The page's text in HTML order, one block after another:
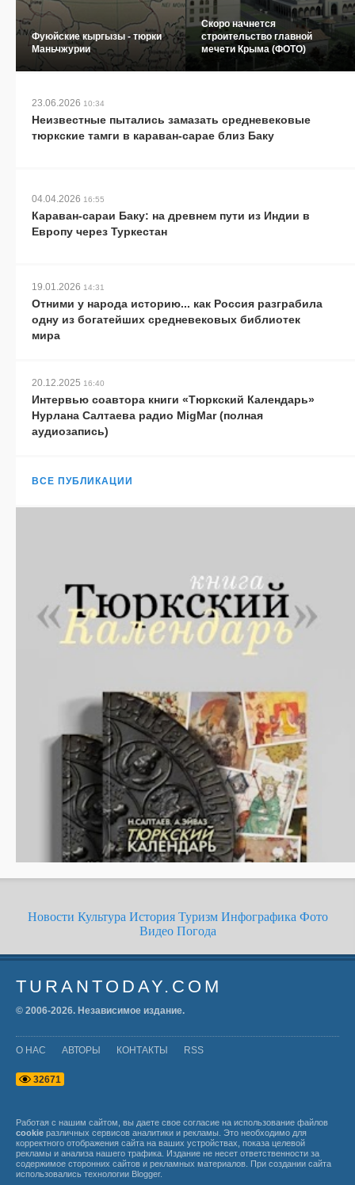
Фуюйские кыргызы - тюрки
Маньчжурии
Скоро начнется
строительство главной
мечети Крыма (ФОТО)
23.06.2026 10:34
Неизвестные пытались замазать средневековые
тюркские тамги в караван-сарае близ Баку
04.04.2026 16:55
Караван-сараи Баку: на древнем пути из Индии в
Европу через Туркестан
19.01.2026 14:31
Отними у народа историю... как Россия разграбила
одну из богатейших средневековых библиотек
мира
20.12.2025 16:40
Интервью соавтора книги «Тюркский Календарь»
Нурлана Салтаева радио MigMar (полная
аудиозапись)
ВСЕ ПУБЛИКАЦИИ
Новости Культура История Туризм Инфографика Фото
Видео Погода
TURANTODAY.COM
© 2006-2026. Независимое издание.
О НАС АВТОРЫ КОНТАКТЫ RSS
32671
Работая с нашим сайтом, вы даете свое согласие на использование файлов
cookie различных сервисов аналитики и рекламы. Это необходимо для
корректного отображения сайта на ваших устройствах, показа целевой
рекламы и анализа нашего трафика. Издание не несет ответственности за
содержимое сторонних сайтов и рекламных материалов. При создании сайта
использовались технологии Blogger.